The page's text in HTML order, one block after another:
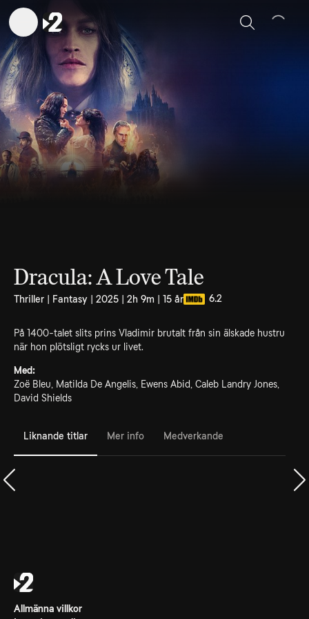
Sök
Dracula: A Love Tale
Thriller | Fantasy | 2025 | 2h 9m | 15 år 6.2
På 1400-talet slits prins Vladimir brutalt från sin älskade hustru
när hon plötsligt rycks ur livet.
Med:
Zoë Bleu, Matilda De Angelis, Ewens Abid, Caleb Landry Jones,
David Shields
Liknande titlar Mer info Medverkande
Allmänna villkor